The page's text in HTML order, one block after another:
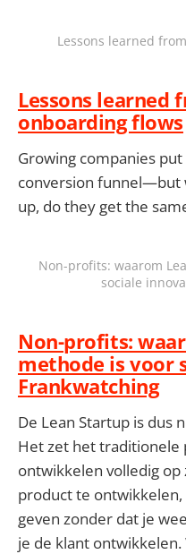
Lessons learned
Lessons learned
onboarding flows
Growing companies
conversion funnel—but
up, do they get the
Non-profits: waarom
sociale
Non-profits:
methode is voor
Frankwatching
De Lean Startup is dus
Het zet het traditionele
ontwikkelen volledig op
product te
geven zonder dat je
je de klant ontwikkelen.